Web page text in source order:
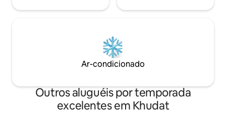
Ar-condicionado
Outros aluguéis por temporada
excelentes em Khudat